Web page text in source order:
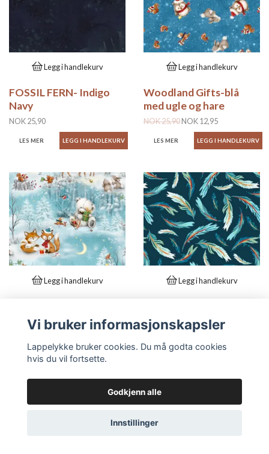
Legg i handlekurv
FOSSIL FERN- Indigo
Navy
NOK 25,90
LES MER
Legg i handlekurv
Woodland Gifts-blå
med ugle og hare
NOK 25,90NOK 12,95
LES MER
Legg i handlekurv
snømotiv med rever og
isbjørn
NOK 25,90
Legg i handlekurv
fjær
Vi bruker informasjonskapsler
Lappelykke bruker cookies. Du må godta cookies
hvis du vil fortsette.
Godkjenn alle
Innstillinger